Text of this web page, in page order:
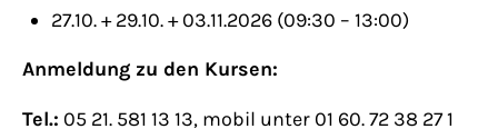
Cybersteel Inc.
376-293 City Road, Suite 600
27.10. + 29.10. + 03.11.2026 (09:30 – 13:00)
Anmeldung zu den Kursen:
Tel.: 05 21. 581 13 13, mobil unter 01 60. 72 38 27 1